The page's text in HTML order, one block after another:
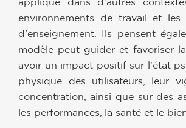
environnements de travail et les
d'enseignement. Ils pensent
modèle peut guider et favoriser
avoir un impact positif sur l'état
physique des utilisateurs, leur
concentration, ainsi que sur des
les performances, la santé et le